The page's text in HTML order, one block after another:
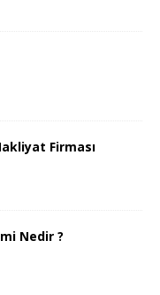
Firması
Nedir ?